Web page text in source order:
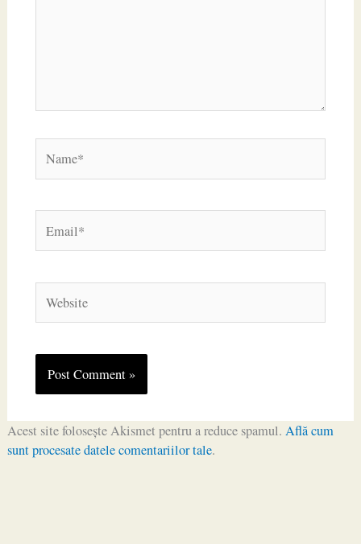
Acest site folosește Akismet pentru a reduce spamul. Află cum
sunt procesate datele comentariilor tale.